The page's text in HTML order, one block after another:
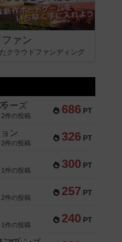
ァン
クラウドファンディング
686 PT
ーズ
2件の投稿
326 PT
ン
2件の投稿
300 PT
1件の投稿
257 PT
2件の投稿
240 PT
1件の投稿